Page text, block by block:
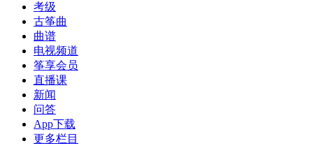
考级
古筝曲
曲谱
电视频道
筝享会员
直播课
新闻
问答
App下载
更多栏目